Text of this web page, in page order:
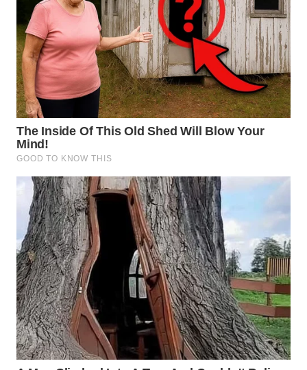
TAPANULI
TENGAH
WN DELI
SERDANG
WN
TINGGI
WN
PAKPAK
WN
KARAWANG
WN
BEKASI
WN
BOGOR